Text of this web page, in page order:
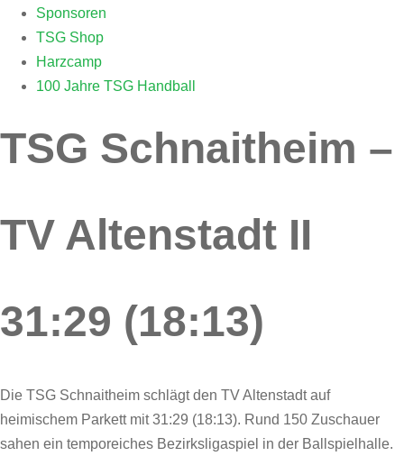
Sponsoren
TSG Shop
Harzcamp
100 Jahre TSG Handball
TSG Schnaitheim –
TV Altenstadt II
31:29 (18:13)
Die TSG Schnaitheim schlägt den TV Altenstadt auf
heimischem Parkett mit 31:29 (18:13). Rund 150 Zuschauer
sahen ein temporeiches Bezirksligaspiel in der Ballspielhalle.